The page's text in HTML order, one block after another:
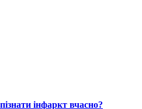
інфаркт вчасно?